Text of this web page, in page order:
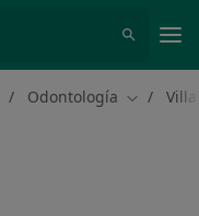
Odontología Cambiar